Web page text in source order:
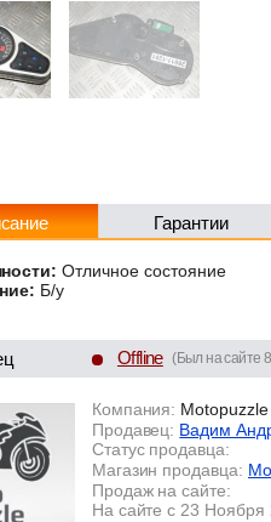
Гарантии
Отличное состояние
Б/у
Offline (Был на сайте
Компания: Motopuzzle
Продавец: Вадим
Статус продавца:
Магазин продавца:
Продаж на сайте:
На сайте с 23 Ноября